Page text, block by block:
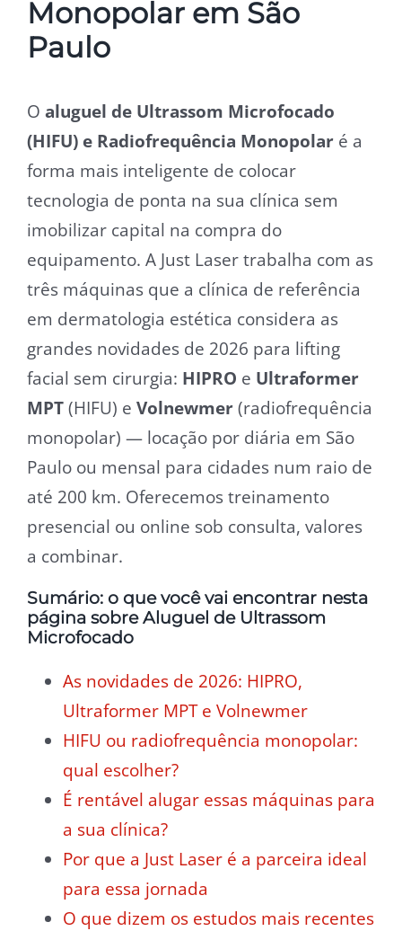
Monopolar em São
Paulo
O aluguel de Ultrassom Microfocado
(HIFU) e Radiofrequência Monopolar é a
forma mais inteligente de colocar
tecnologia de ponta na sua clínica sem
imobilizar capital na compra do
equipamento. A Just Laser trabalha com as
três máquinas que a clínica de referência
em dermatologia estética considera as
grandes novidades de 2026 para lifting
facial sem cirurgia: HIPRO e Ultraformer
MPT (HIFU) e Volnewmer (radiofrequência
monopolar) — locação por diária em São
Paulo ou mensal para cidades num raio de
até 200 km. Oferecemos treinamento
presencial ou online sob consulta, valores
a combinar.
Sumário: o que você vai encontrar nesta
página sobre Aluguel de Ultrassom
Microfocado
As novidades de 2026: HIPRO,
Ultraformer MPT e Volnewmer
HIFU ou radiofrequência monopolar:
qual escolher?
É rentável alugar essas máquinas para
a sua clínica?
Por que a Just Laser é a parceira ideal
para essa jornada
O que dizem os estudos mais recentes